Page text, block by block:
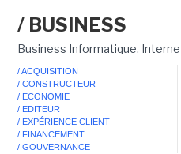
/ BUSINESS
Business Informatique,
/ ACQUISITION
/ CONSTRUCTEUR
/ ECONOMIE
/ EDITEUR
/ EXPÉRIENCE CLIENT
/ FINANCEMENT
/ GOUVERNANCE